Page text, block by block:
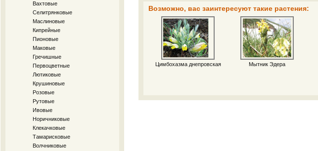
Вахтовые
Селитрянковые
Маслиновые
Кипрейные
Пионовые
Маковые
Гречишные
Первоцветные
Лютиковые
Крушиновые
Розовые
Рутовые
Ивовые
Норичниковые
Клекачковые
Тамарисковые
Волчниковые
Возможно, вас заинтересуют такие растения:
Цимбохазма днепровская Мытник Эдера